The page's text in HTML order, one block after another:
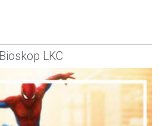
Bioskop LKC